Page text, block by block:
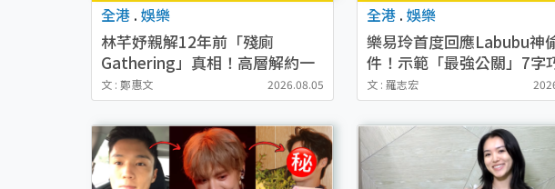
全港 . 娛樂
林芊妤親解12年前「殘廁
Gathering」真相！高層解約一
句話重創尊嚴至今拒返TVB
文 : 鄭惠文 2026.08.05
全港 .娛樂
樂易玲首度回應Labubu神
件！示範「最強公關」7字
回應梁烈唯是否真兇
文 : 羅志宏